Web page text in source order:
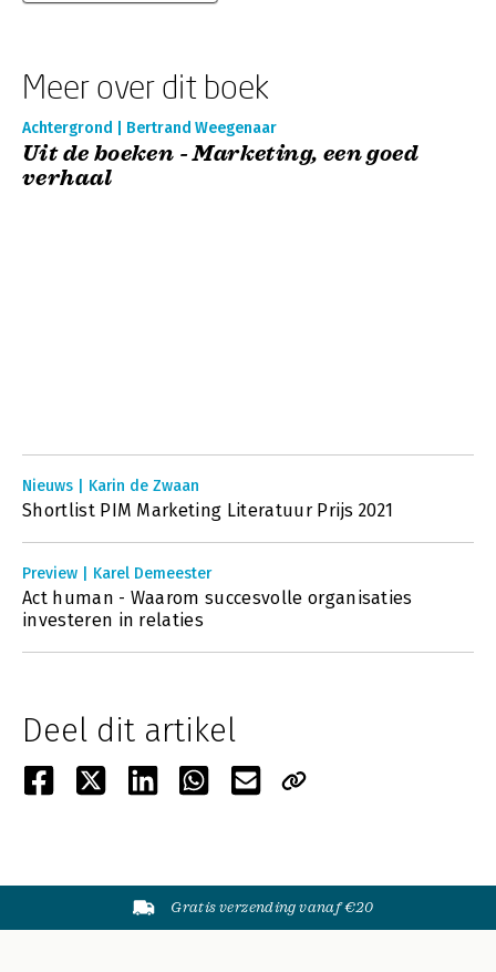
Meer over dit boek
Achtergrond | Bertrand Weegenaar
Uit de boeken - Marketing, een goed
verhaal
Nieuws | Karin de Zwaan
Shortlist PIM Marketing Literatuur Prijs 2021
Preview | Karel Demeester
Act human - Waarom succesvolle organisaties
investeren in relaties
Deel dit artikel
Gratis verzending vanaf €20